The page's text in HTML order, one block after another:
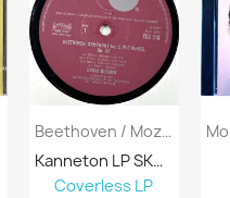
Beethoven / Mozart: Symphonie N° 5 /...
Kanneton LP SKU 640545
Coverless LP